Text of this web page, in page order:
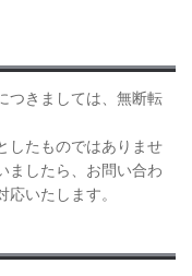
つきましては、無断転
したものではありませ
ましたら、お問い合わ
いたします。